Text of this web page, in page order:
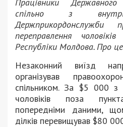
спільно з
Держприкордонслужби
переправлення
Республіки Молдова. Про
Незаконний виїзд
організував
спільником. За $5 000 з
чоловіків поза
попередніми даними,
ділків перевищував $80